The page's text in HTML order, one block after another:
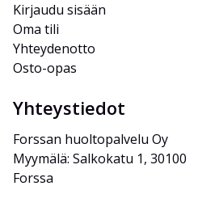
Kirjaudu sisään
Oma tili
Yhteydenotto
Osto-opas
Yhteystiedot
Forssan huoltopalvelu Oy
Myymälä: Salkokatu 1, 30100
Forssa